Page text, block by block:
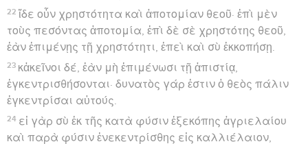
22 ἴδε οὖν χρηστότητα καὶ ἀποτομίαν θεοῦ· ἐπὶ μὲν
τοὺς πεσόντας ἀποτομία, ἐπὶ δὲ σὲ χρηστότης θεοῦ,
ἐὰν ἐπιμένῃς τῇ χρηστότητι, ἐπεὶ καὶ σὺ ἐκκοπήσῃ.
23 κἀκεῖνοι δέ, ἐὰν μὴ ἐπιμένωσι τῇ ἀπιστίᾳ,
ἐγκεντρισθήσονται· δυνατὸς γάρ ἐστιν ὁ θεὸς πάλιν
ἐγκεντρίσαι αὐτούς.
24 εἰ γὰρ σὺ ἐκ τῆς κατὰ φύσιν ἐξεκόπης ἀγριελαίου
καὶ παρὰ φύσιν ἐνεκεντρίσθης εἰς καλλιέλαιον,